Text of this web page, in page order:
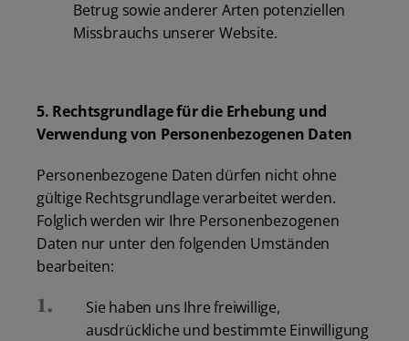
Betrug sowie anderer Arten potenziellen
Missbrauchs unserer Website.
5. Rechtsgrundlage für die Erhebung und
Verwendung von Personenbezogenen Daten
Personenbezogene Daten dürfen nicht ohne
gültige Rechtsgrundlage verarbeitet werden.
Folglich werden wir Ihre Personenbezogenen
Daten nur unter den folgenden Umständen
bearbeiten:
Sie haben uns Ihre freiwillige,
ausdrückliche und bestimmte Einwilligung